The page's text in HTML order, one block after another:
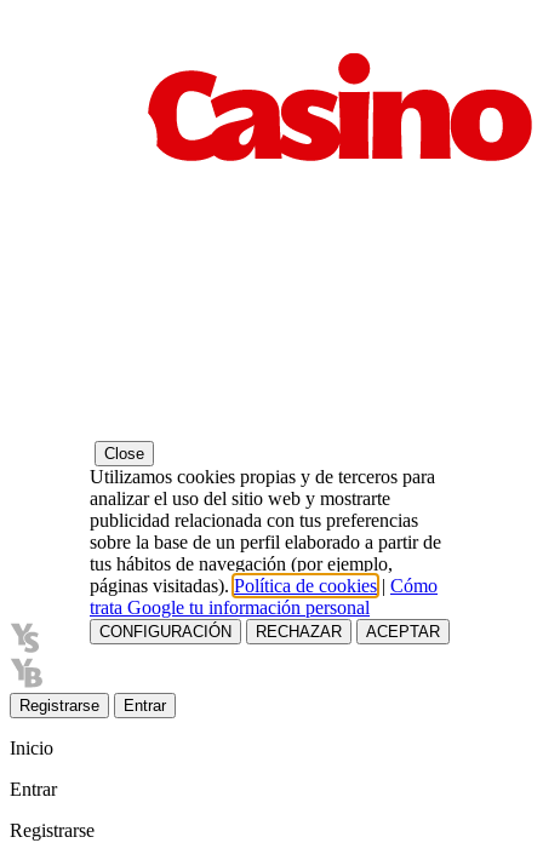
Registrarse Entrar
Inicio
Entrar
Registrarse
Close
Utilizamos cookies propias y de terceros para
analizar el uso del sitio web y mostrarte
publicidad relacionada con tus preferencias
sobre la base de un perfil elaborado a partir de
tus hábitos de navegación (por ejemplo,
páginas visitadas). Política de cookies | Cómo
trata Google tu información personal
CONFIGURACIÓN RECHAZAR ACEPTAR